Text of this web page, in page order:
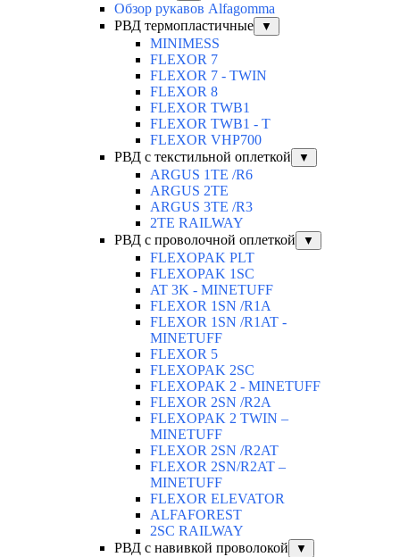
Обзор рукавов Alfagomma
РВД термопластичные
▼
MINIMESS
FLEXOR 7
FLEXOR 7 - TWIN
FLEXOR 8
FLEXOR TWB1
FLEXOR TWB1 - T
FLEXOR VHP700
РВД с текстильной оплеткой
▼
ARGUS 1TE /R6
ARGUS 2TЕ
ARGUS 3TE /R3
2TE RAILWAY
РВД с проволочной оплеткой
▼
FLEXOPAK PLT
FLEXOPAK 1SС
AT 3K - MINETUFF
FLEXOR 1SN /R1A
FLEXOR 1SN /R1AT -
MINETUFF
FLEXOR 5
FLEXOPAK 2SС
FLEXOPAK 2 - MINETUFF
FLEXOR 2SN /R2A
FLEXOPAK 2 TWIN –
MINETUFF
FLEXOR 2SN /R2AT
FLEXOR 2SN/R2AT –
MINETUFF
FLEXOR ELEVATOR
ALFAFOREST
2SC RAILWAY
РВД с навивкой проволокой
▼